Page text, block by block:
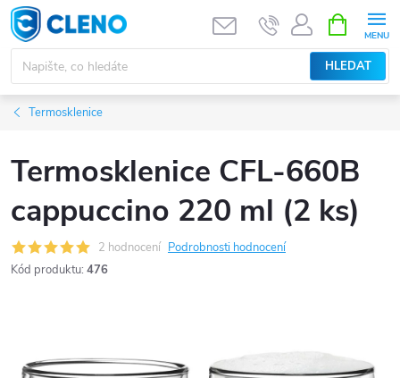
Přejít
na
obsah
HLEDAT
NÁKUPNÍ
KOŠÍK
Termosklenice
Termosklenice CFL-660B
cappuccino 220 ml (2 ks)
2 hodnocení Podrobnosti hodnocení
Kód produktu: 476